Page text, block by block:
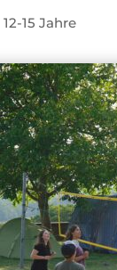
12-15 Jahre